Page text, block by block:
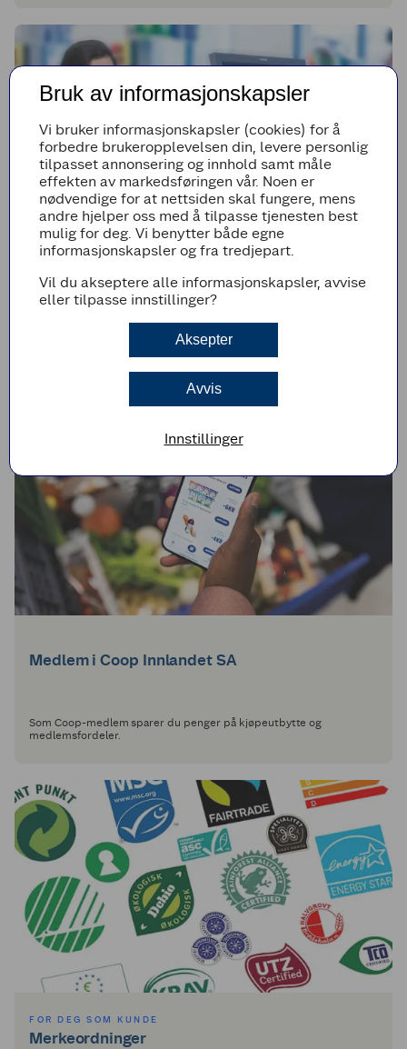
Butikker
Coop er like mangfoldig som medlemmene. Foruten dagligvarer får
du elektriske artikler, byggevarer, sportsutstyr og produkter til
kjøkken og hjem hos Coop.
Medlem i Coop Innlandet SA
Som Coop-medlem sparer du penger på kjøpeutbytte og
medlemsfordeler.
FOR DEG SOM KUNDE
Merkeordninger
Bruk av informasjonskapsler
Vi bruker informasjonskapsler (cookies) for å
forbedre brukeropplevelsen din, levere personlig
tilpasset annonsering og innhold samt måle
effekten av markedsføringen vår. Noen er
nødvendige for at nettsiden skal fungere, mens
andre hjelper oss med å tilpasse tjenesten best
mulig for deg. Vi benytter både egne
informasjonskapsler og fra tredjepart.
Vil du akseptere alle informasjonskapsler, avvise
eller tilpasse innstillinger?
Aksepter
Avvis
Innstillinger